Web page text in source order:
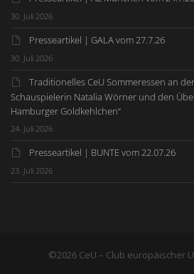
30. Juli 2026
Presseartikel | GALA vom 27.7.26
30. Juli 2026
Traditionelles CeU Sommeressen an
Schauspielerin Natalia Wörner und den
Hamburger Goldkehlchen“
24. Juli 2026
Presseartikel | BUNTE vom 22.07.26
23. Juli 2026
©2026 CeU – Club europäischer